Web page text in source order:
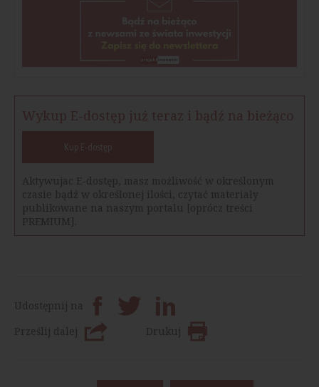
Wykup E-dostęp już teraz i bądź na bieżąco
Kup E-dostęp
Aktywujac E-dostęp, masz możliwość w określonym
czasie bądź w określonej ilości, czytać materiały
publikowane na naszym portalu [oprócz treści
PREMIUM].
Udostępnij na
Prześlij dalej
Drukuj